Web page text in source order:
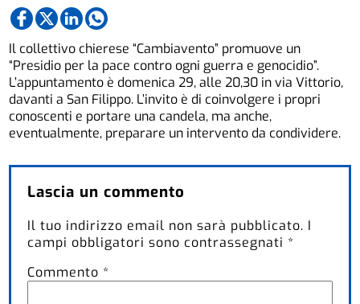
Il collettivo chierese “Cambiavento” promuove un
“Presidio per la pace contro ogni guerra e genocidio”.
L’appuntamento è domenica 29, alle 20,30 in via Vittorio,
davanti a San Filippo. L’invito è di coinvolgere i propri
conoscenti e portare una candela, ma anche,
eventualmente, preparare un intervento da condividere.
Lascia un commento
Il tuo indirizzo email non sarà pubblicato. I
campi obbligatori sono contrassegnati *
Commento *